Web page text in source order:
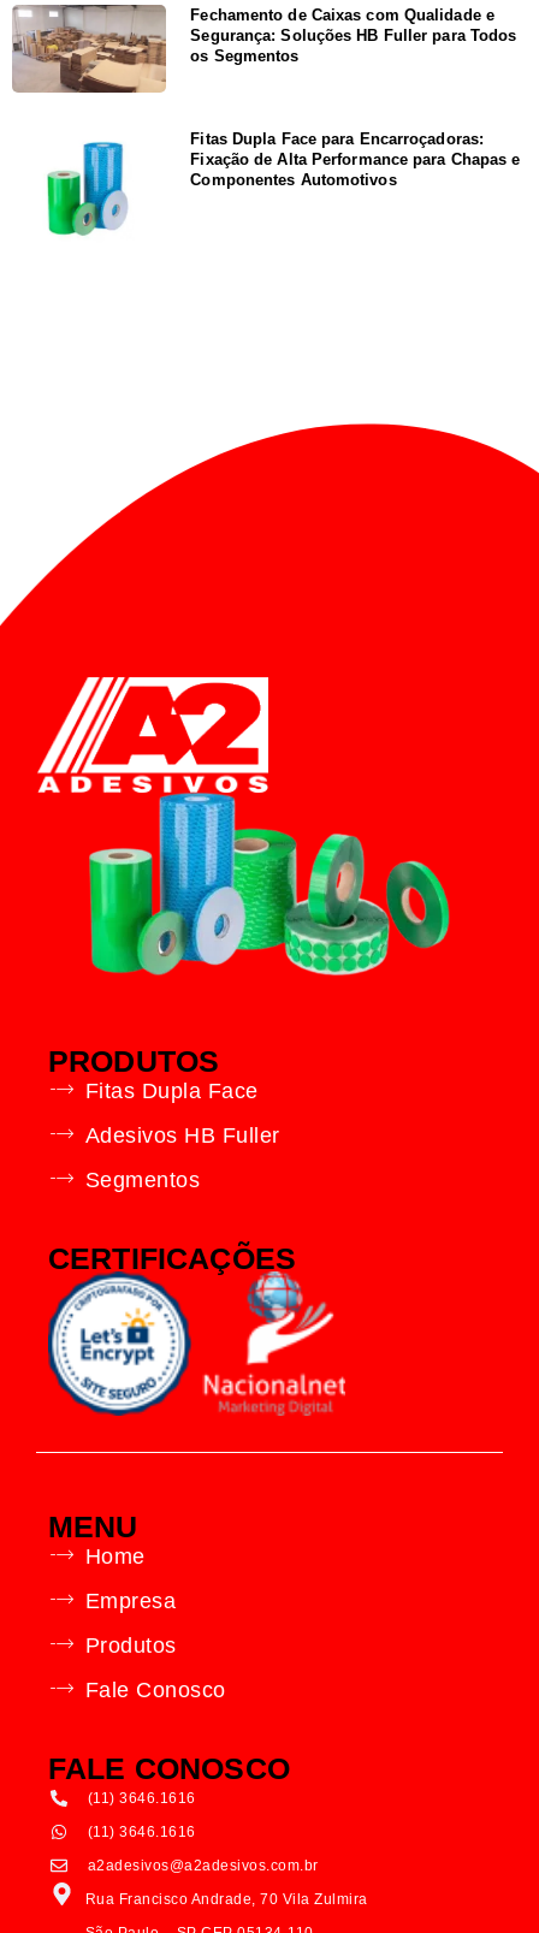
Fechamento de Caixas com Qualidade e
Segurança: Soluções HB Fuller para Todos
os Segmentos
Fitas Dupla Face para Encarroçadoras:
Fixação de Alta Performance para Chapas e
Componentes Automotivos
PRODUTOS
Fitas Dupla Face
Adesivos HB Fuller
Segmentos
CERTIFICAÇÕES
MENU
Home
Empresa
Produtos
Fale Conosco
FALE CONOSCO
(11) 3646.1616
(11) 3646.1616
a2adesivos@a2adesivos.com.br
Rua Francisco Andrade, 70 Vila Zulmira